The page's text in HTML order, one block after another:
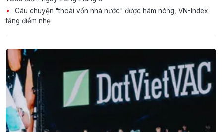
Câu chuyện "thoái vốn nhà nước" được hâm nóng, VN-Index
tăng điểm nhẹ